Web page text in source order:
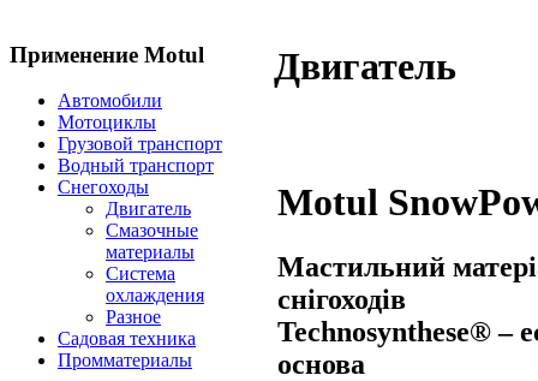
Применение Motul
Автомобили
Мотоциклы
Грузовой транспорт
Водный транспорт
Снегоходы
Двигатель
Смазочные
материалы
Система
охлаждения
Разное
Садовая техника
Промматериалы
Двигатель
Motul
Мастильний
снігоходів
Technosynthese® –
основа